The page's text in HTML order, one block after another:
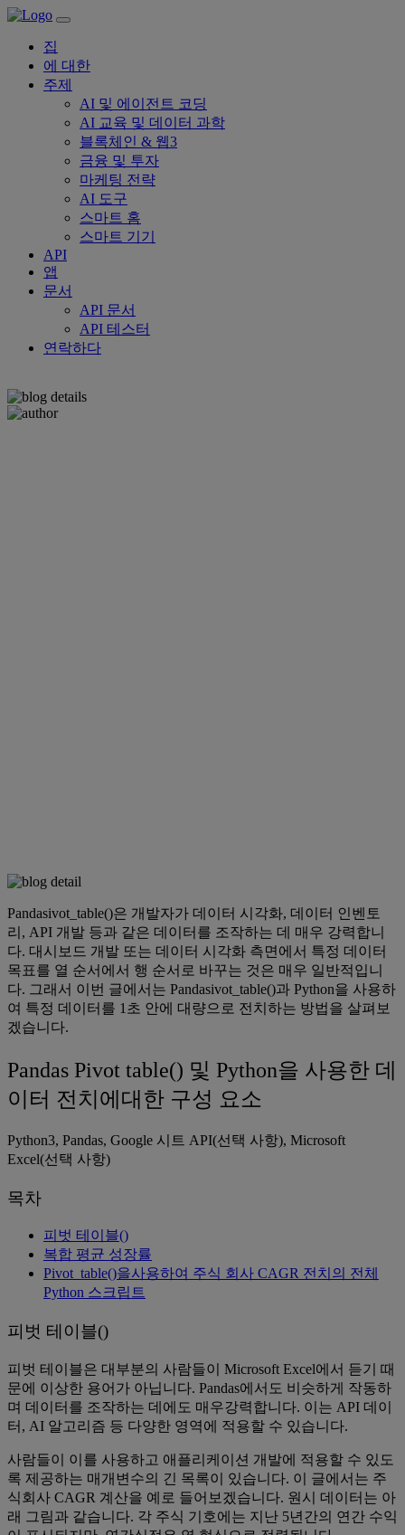
집
에 대한
주제
AI 및 에이전트 코딩
AI 교육 및 데이터 과학
블록체인 & 웹3
금융 및 투자
마케팅 전략
AI 도구
스마트 홈
스마트 기기
API
앱
문서
API 문서
API 테스터
연락하다
Pandasivot_table()은 개발자가 데이터 시각화, 데이터 인벤토
리, API 개발 등과 같은 데이터를 조작하는 데 매우 강력합니
다. 대시보드 개발 또는 데이터 시각화 측면에서 특정 데이터
목표를 열 순서에서 행 순서로 바꾸는 것은 매우 일반적입니
다. 그래서 이번 글에서는 Pandasivot_table()과 Python을 사용하
여 특정 데이터를 1초 안에 대량으로 전치하는 방법을 살펴보
겠습니다.
Pandas Pivot table() 및 Python을 사용한 데
이터 전치에대한 구성 요소
Python3, Pandas, Google 시트 API(선택 사항), Microsoft
Excel(선택 사항)
목차
피벗 테이블()
복합 평균 성장률
Pivot_table()을사용하여 주식 회사 CAGR 전치의 전체
Python 스크립트
피벗 테이블()
피벗 테이블은 대부분의 사람들이 Microsoft Excel에서 듣기 때
문에 이상한 용어가 아닙니다. Pandas에서도 비슷하게 작동하
며 데이터를 조작하는 데에도 매우강력합니다. 이는 API 데이
터, AI 알고리즘 등 다양한 영역에 적용할 수 있습니다.
사람들이 이를 사용하고 애플리케이션 개발에 적용할 수 있도
록 제공하는 매개변수의 긴 목록이 있습니다. 이 글에서는 주
식회사 CAGR 계산을 예로 들어보겠습니다. 원시 데이터는 아
래 그림과 같습니다. 각 주식 기호에는 지난 5년간의 연간 수익